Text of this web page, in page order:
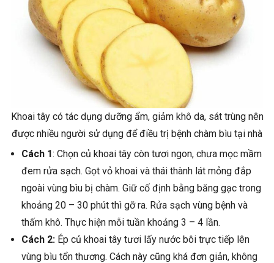
Khoai tây có tác dụng dưỡng ẩm, giảm khô da, sát trùng nên
được nhiều người sử dụng để điều trị bệnh chàm bìu tại nhà
Cách 1: Chọn củ khoai tây còn tươi ngon, chưa mọc mầm
đem rửa sạch. Gọt vỏ khoai và thái thành lát mỏng đắp
ngoài vùng bìu bị chàm. Giữ cố định bằng băng gạc trong
khoảng 20 – 30 phút thì gỡ ra. Rửa sạch vùng bệnh và
thấm khô. Thực hiện mỗi tuần khoảng 3 – 4 lần.
Cách 2: Ép củ khoai tây tươi lấy nước bôi trực tiếp lên
vùng bìu tổn thương. Cách này cũng khá đơn giản, không